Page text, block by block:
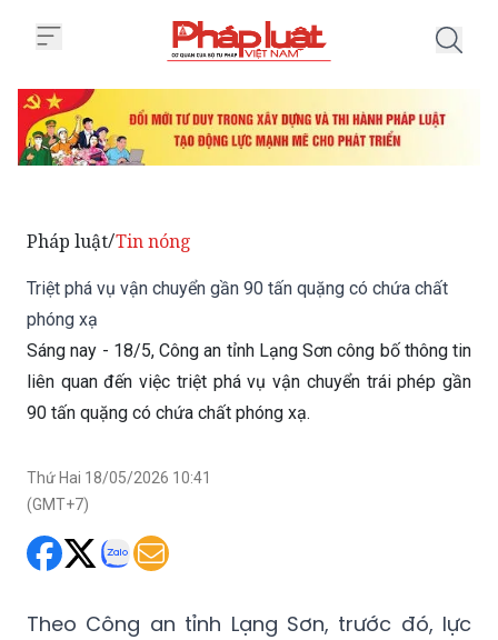
Pháp luật/Tin nóng
Triệt phá vụ vận chuyển gần 90 tấn quặng có chứa chất
phóng xạ
Sáng nay - 18/5, Công an tỉnh Lạng Sơn công bố thông tin
liên quan đến việc triệt phá vụ vận chuyển trái phép gần
90 tấn quặng có chứa chất phóng xạ.
Thứ Hai 18/05/2026 10:41
(GMT+7)
Theo Công an tỉnh Lạng Sơn, trước đó, lực